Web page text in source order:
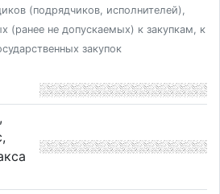
(подрядчиков, исполнителей),
(ранее не допускаемых) к закупкам, к
закупок